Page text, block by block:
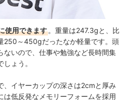
使用できます 。重量は247.3gと、比
250～450gだったなか軽量です。頭
ないので、仕事や勉強など長時間集
ょう。
、イヤーカップの深さは2cmと厚み
は低反発なメモリーフォームを採用